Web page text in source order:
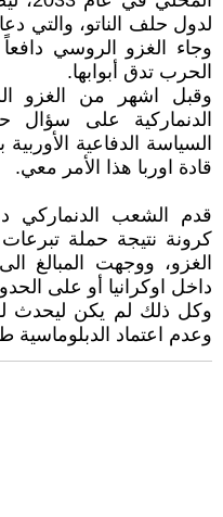
لدول حلف الناتو، والتي
وجاء الغزو الروسي
الحرب تدق أبوابها.
وقبل اشهر من الغزو
الدنماركية على سؤال
السياسة الدفاعية
قادة اوربا هذا الأمر معي.
كرونة نتيجة حملة
الغزو، ووجهت المبالغ
داخل اوكرانيا أو على
وكل ذلك لم يكن ليحدث
وعدم اعتماد الدبلوماسية